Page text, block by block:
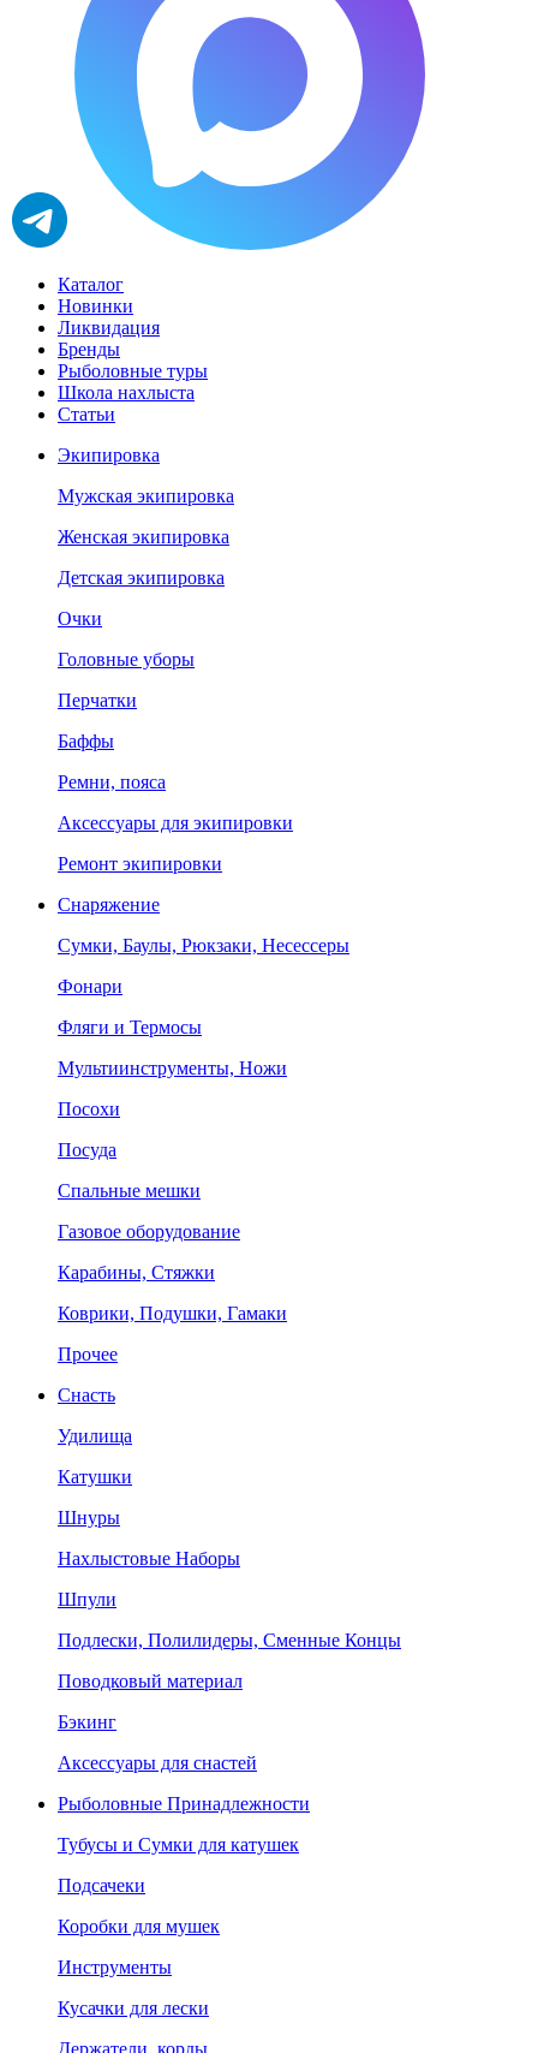
Каталог
Новинки
Ликвидация
Бренды
Рыболовные туры
Школа нахлыста
Статьи
Экипировка
Мужская экипировка
Женская экипировка
Детская экипировка
Очки
Головные уборы
Перчатки
Баффы
Ремни, пояса
Аксессуары для экипировки
Ремонт экипировки
Снаряжение
Сумки, Баулы, Рюкзаки, Несессеры
Фонари
Фляги и Термосы
Мультиинструменты, Ножи
Посохи
Посуда
Спальные мешки
Газовое оборудование
Карабины, Стяжки
Коврики, Подушки, Гамаки
Прочее
Снасть
Удилища
Катушки
Шнуры
Нахлыстовые Наборы
Шпули
Подлески, Полилидеры, Сменные Концы
Поводковый материал
Бэкинг
Аксессуары для снастей
Рыболовные Принадлежности
Тубусы и Сумки для катушек
Подсачеки
Коробки для мушек
Инструменты
Кусачки для лески
Держатели, корды